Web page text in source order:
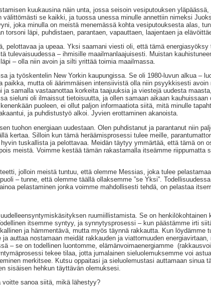
kuukausina näin unta, jossa seisoin vesiputouksen
välittömästi se kaikki, ja tuossa unessa minulle annettiin nimeksi
joka minulla on meistä menemässä kohta vesiputouksesta alas,
torsoni läpi, puhdistaen, parantaen, vapauttaen, laajentaen ja
pelottavaa ja upeaa. Yksi saamani viesti oli, että tämä energiasyöksy
tulevaisuudessa – ihmisille maailmanlaajuisesti. Muistan
– olla niin avoin ja silti yrittää toimia maailmassa.
ja työskentelin New Yorkin kaupungissa. Se oli 1980-luvun alkua –
paikka, mutta oli äärimmäisen intensiivistä olla niin psyykkisesti avoin
samalla vastaanottaa korkeita taajuuksia ja viestejä uudesta
sieluni oli ilmaissut tietoisuutta, ja ollen samaan aikaan kauhuissaan
puoleen, ei ollut paljon informaatiota siitä, mitä minulle
ja puhdistustyö alkoi. Jyvien erottaminen akanoista.
tuohon energiaan uudestaan. Olen puhdistanut ja parantanut niin
kertaa. Silloin kun tämä heräämisprosessi tulee meille,
tuskallista ja pelottavaa. Meidän täytyy ymmärtää, että tämä on
meistä. Voimme kestää tämän rakastamalla itseämme riippumatta
jolloin meistä tuntuu, että olemme Messias, joka tulee
– tunne, että olemme täällä ollaksemme ”se Yksi”.
pelastaminen jonka voimme mahdollisesti tehdä, on pelastaa
ruumiillistamista. Se on henkilökohtainen
itsemme syntyy, ja synnytysprosessi – kun päästämme irti
ja hämmentävä, mutta myös täynnä rakkautta. Kun löydämme
auttaa nostamaan meidät rakkauden ja viattomuuden energiavirtaan,
– se on todellinen luontomme, elämänvoimaenergiamme
tekee tilaa, jotta jumalainen sieluolemuksemme voi
merkitsee. Kutsu oppaitasi ja sieluolemustasi auttamaan sinua
sisäisen hehkun täyttävän olemuksesi.
voitte sanoa siitä, mikä lähestyy?